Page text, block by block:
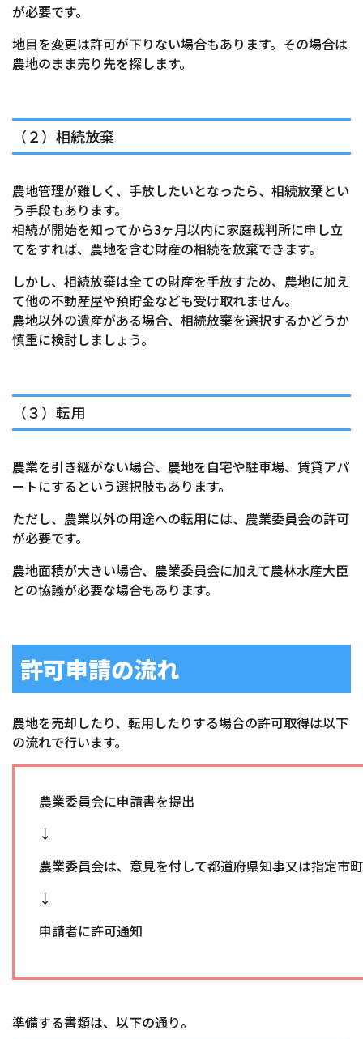
が必要です。
地目を変更は許可が下りない場合もあります。その場合は
農地のまま売り先を探します。
（２）相続放棄
農地管理が難しく、手放したいとなったら、相続放棄とい
う手段もあります。
相続が開始を知ってから3ヶ月以内に家庭裁判所に申し立
てをすれば、農地を含む財産の相続を放棄できます。
しかし、相続放棄は全ての財産を手放すため、農地に加え
て他の不動産屋や預貯金なども受け取れません。
農地以外の遺産がある場合、相続放棄を選択するかどうか
慎重に検討しましょう。
（３）転用
農業を引き継がない場合、農地を自宅や駐車場、賃貸アパ
ートにするという選択肢もあります。
ただし、農業以外の用途への転用には、農業委員会の許可
が必要です。
農地面積が大きい場合、農業委員会に加えて農林水産大臣
との協議が必要な場合もあります。
許可申請の流れ
農地を売却したり、転用したりする場合の許可取得は以下
の流れで行います。
農業委員会に申請書を提出
↓
農業委員会は、意見を付して都道府県知事又は指定市
↓
申請者に許可通知
準備する書類は、以下の通り。